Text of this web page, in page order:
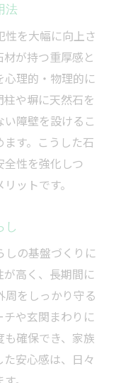
法
を大幅に向上さ
が持つ重厚感と
心理的・物理的に
や塀に天然石を
障壁を設けるこ
す。こうした石
性を強化しつ
ットです。
し
しの基盤づくりに
高く、長期間に
をしっかり守る
や玄関まわりに
確保でき、家族
安心感は、日々